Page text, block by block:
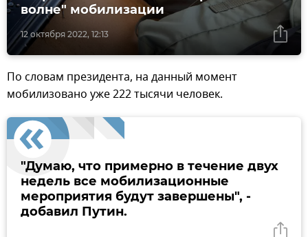
12 октября 2022, 12:13
волне" мобилизации
По словам президента, на данный момент
мобилизовано уже 222 тысячи человек.
"Думаю, что примерно в течение двух
недель все мобилизационные
мероприятия будут завершены", -
добавил Путин.